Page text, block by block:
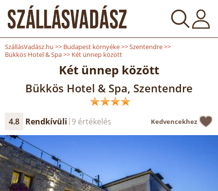
SzállásVadász.hu >> Budapest környéke>>Szentendre>>
Bükkös Hotel & Spa>> Két ünnep között
Két ünnep között
Bükkös Hotel & Spa, Szentendre
4.8 Rendkívüli 9 értékelés Kedvencekhez